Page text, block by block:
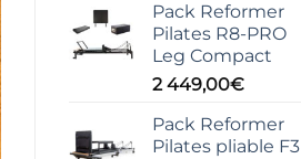
Pack Reformer
Pilates R8-PRO
Leg Compact
2 449,00€
Pack Reformer
Pilates pliable F3